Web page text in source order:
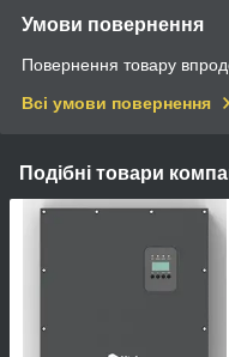
Умови повернення
Повернення товару
Всі умови повернення
Подібні товари